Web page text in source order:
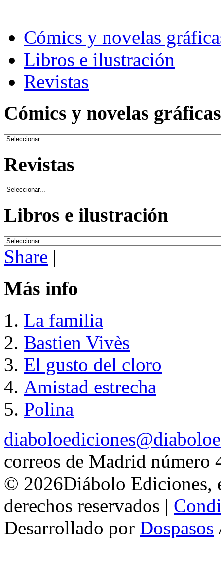
Cómics y novelas
Libros e ilustración
Revistas
Cómics y novelas gráficas
Revistas
Libros e ilustración
Share |
Más info
La familia
Bastien Vivès
El gusto del cloro
Amistad estrecha
Polina
correos de Madrid número
© 2026Diábolo Ediciones,
derechos reservados |
Desarrollado por Dospasos